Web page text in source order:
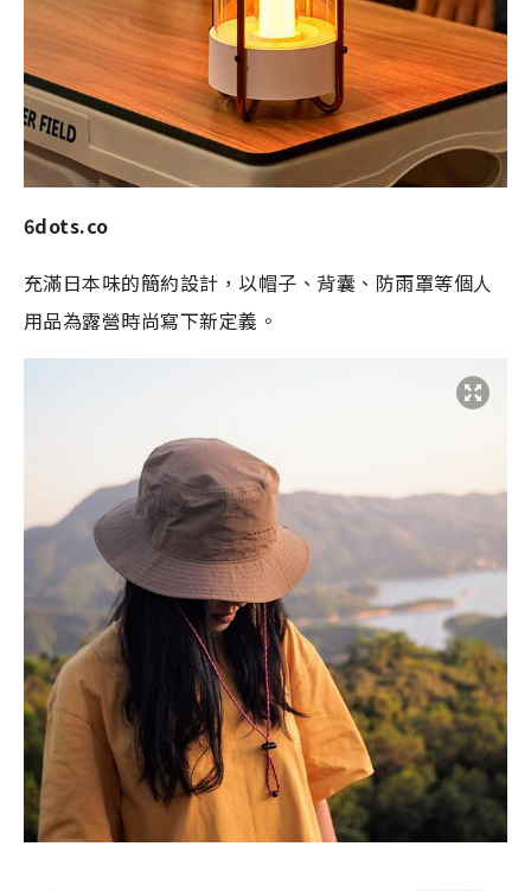
6dots.co
充滿日本味的簡約設計，以帽子、背囊、防雨罩等個人
用品為露營時尚寫下新定義。